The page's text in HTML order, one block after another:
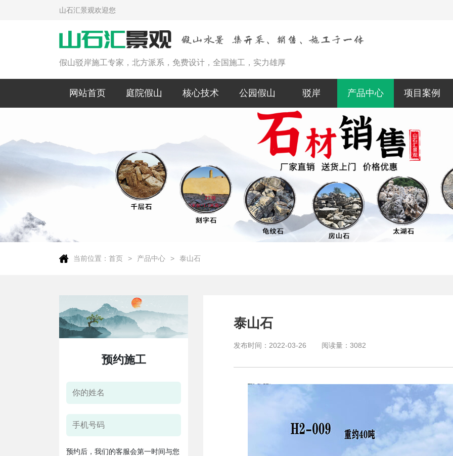
山石汇景观欢迎您
假山驳岸施工专家，北方派系，免费设计，全国施工，实力雄厚
网站首页 庭院假山 核心技术 公园假山 驳岸 产品中心 项目案例
当前位置： 首页 产品中心 泰山石
预约施工
预约后，我们的客服会第一时间与您
泰山石
发布时间： 2022-03-26 阅读量： 3082